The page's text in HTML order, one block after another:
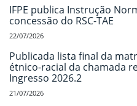
IFPE publica Instrução
concessão do RSC-TAE
22/07/2026
Publicada lista final da
étnico-racial da chamada
Ingresso 2026.2
21/07/2026